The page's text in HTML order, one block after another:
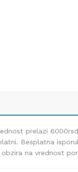
prelazi
Besplatna
na vrednost